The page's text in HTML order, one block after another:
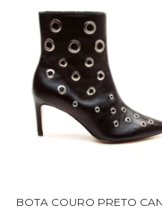
BOTA COURO PRETO